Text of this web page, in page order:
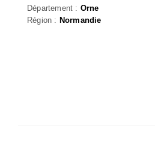
Département : Orne
Région : Normandie